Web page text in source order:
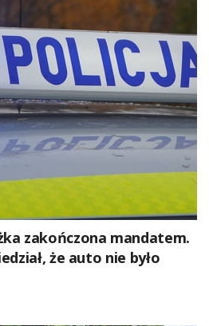
zakończona mandatem.
że auto nie było